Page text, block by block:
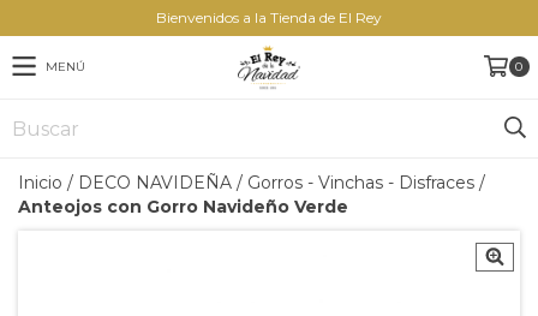
Bienvenidos a la Tienda de El Rey
MENÚ 0
Inicio / DECO NAVIDEÑA / Gorros - Vinchas - Disfraces /
Anteojos con Gorro Navideño Verde